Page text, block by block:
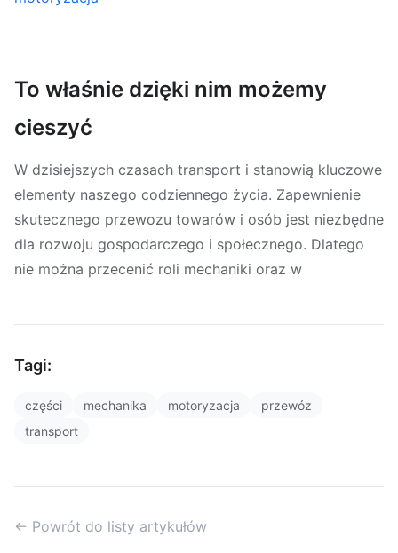
To właśnie dzięki nim możemy
cieszyć
W dzisiejszych czasach transport i stanowią kluczowe
elementy naszego codziennego życia. Zapewnienie
skutecznego przewozu towarów i osób jest niezbędne
dla rozwoju gospodarczego i społecznego. Dlatego
nie można przecenić roli mechaniki oraz w
Tagi:
części mechanika motoryzacja
przewóz
transport
← Powrót do listy artykułów